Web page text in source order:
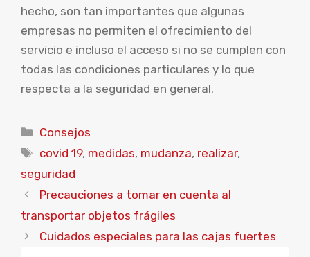
hecho, son tan importantes que algunas
empresas no permiten el ofrecimiento del
servicio e incluso el acceso si no se cumplen con
todas las condiciones particulares y lo que
respecta a la seguridad en general.
Categorías
Consejos
Etiquetas
covid 19, medidas, mudanza, realizar,
seguridad
Precauciones a tomar en cuenta al
transportar objetos frágiles
Cuidados especiales para las cajas fuertes